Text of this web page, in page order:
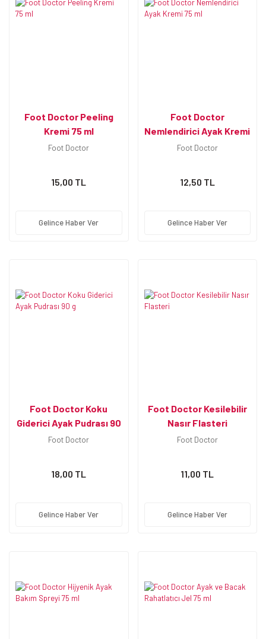
Foot Doctor Peeling
Kremi 75 ml
Foot Doctor
15,00 TL
Gelince Haber Ver
Foot Doctor
Nemlendirici Ayak Kremi
75 ml
Foot Doctor
12,50 TL
Gelince Haber Ver
Foot Doctor Koku
Giderici Ayak Pudrası 90
g
Foot Doctor
18,00 TL
Gelince Haber Ver
Foot Doctor Kesilebilir
Nasır Flasteri
Foot Doctor
11,00 TL
Gelince Haber Ver